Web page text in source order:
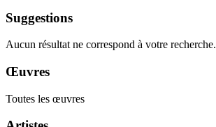
Suggestions
Aucun résultat ne correspond à votre recherche.
Œuvres
Toutes les œuvres